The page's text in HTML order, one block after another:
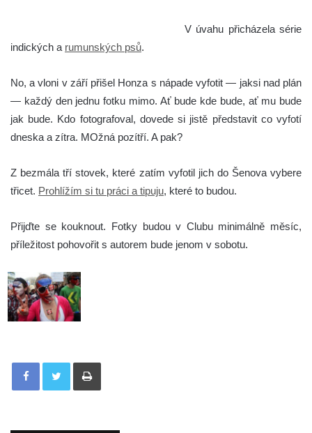
V úvahu přicházela série
indických a rumunských psů.
No, a vloni v září přišel Honza s nápade vyfotit — jaksi nad plán
— každý den jednu fotku mimo. Ať bude kde bude, ať mu bude
jak bude. Kdo fotografoval, dovede si jistě představit co vyfotí
dneska a zítra. MOžná pozítří. A pak?
Z bezmála tří stovek, které zatím vyfotil jich do Šenova vybere
třicet. Prohlížím si tu práci a tipuju, které to budou.
Přijďte se kouknout. Fotky budou v Clubu minimálně měsíc,
příležitost pohovořit s autorem bude jenom v sobotu.
Tisknout